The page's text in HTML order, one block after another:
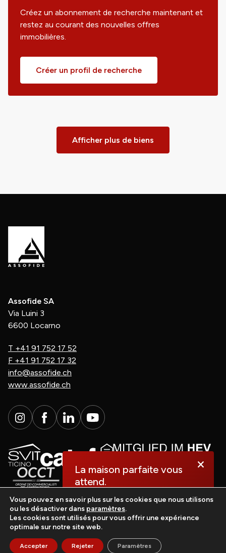
×
La maison parfaite vous
attend.
Découvrez-la dès
maintenant!
Créez un abonnement de recherche maintenant et
restez au courant des nouvelles offres
immobilières.
Créer un profil de recherche
Afficher plus de biens
Assofide SA
Via Luini 3
6600 Locarno
T +41 91 752 17 52
F +41 91 752 17 32
info@assofide.ch
www.assofide.ch
casasoft.ch © All rights reserved.
Vous pouvez en savoir plus sur les cookies que nous utilisons
ou les désactiver dans paramètres.
Les cookies sont utilisés pour vous offrir une expérience
optimale sur notre site web.
Accepter Rejeter Paramètres